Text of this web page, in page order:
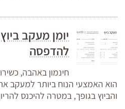
יומן מעקב
להדפסה
חינמון באהבה,
הוא האמצעי הנוח ביותר למעקב
והביוץ בגופך, במטרה להיכנס